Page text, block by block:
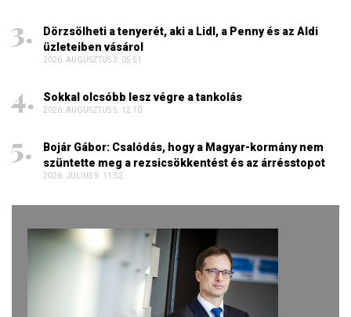
Dörzsölheti a tenyerét, aki a Lidl, a Penny és az Aldi
üzleteiben vásárol
2026. AUGUSZTUS 3. 05:51
Sokkal olcsóbb lesz végre a tankolás
2026. AUGUSZTUS 5. 12:10
Bojár Gábor: Csalódás, hogy a Magyar-kormány nem
szüntette meg a rezsicsökkentést és az árrésstopot
2026. JÚLIUS 9. 11:52